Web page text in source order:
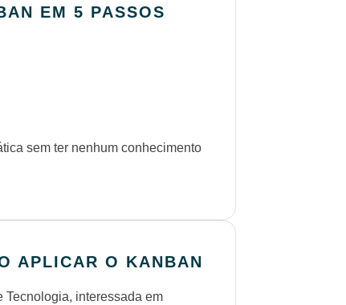
EM 5 PASSOS
sem ter nenhum conhecimento
APLICAR O KANBAN
Tecnologia, interessada em